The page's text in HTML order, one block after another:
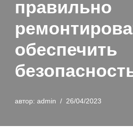
правильно
обеспечить
автор: admin 26/04/2023